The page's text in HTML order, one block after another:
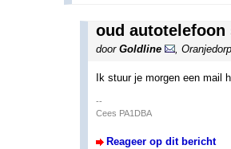
oud autotelefoon
door Goldline Oranjedorp
Ik stuur je morgen een mail
--
Cees PA1DBA
Reageer op dit bericht